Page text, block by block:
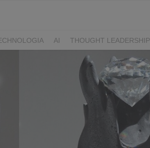
AI THOUGHT LEADERSHIP